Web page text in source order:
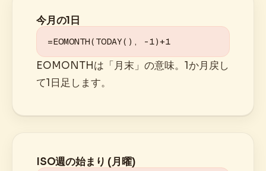
今月の1日
=EOMONTH(TODAY(), -1)+1
EOMONTHは「月末」の意味。1か月戻し
て1日足します。
ISO週の始まり (月曜)